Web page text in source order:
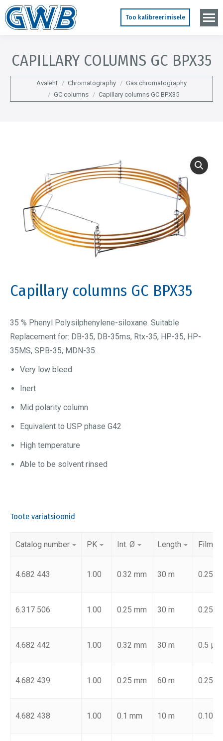
Too kalibreerimisele
CAPILLARY COLUMNS GC BPX35
You are here:
Avaleht Chromatography
Gas chromatography
GC columns
Capillary columns GC BPX35
Capillary columns GC BPX35
35 % Phenyl Polysilphenylene-siloxane. Suitable
Replacement for: DB-35, DB-35ms, Rtx-35, HP-35, HP-
35MS, SPB-35, MDN-35.
Very low bleed
Inert
Mid polarity column
Equivalent to USP phase G42
High temperature
Able to be solvent rinsed
Toote variatsioonid
Catalog number PK Int. Ø Length Film
4.682 443 1.00 0.32 mm 30 m 0.25
6.317 506 1.00 0.25 mm 30 m 0.25
4.682 442 1.00 0.32 mm 30 m 0.5 µm
4.682 439 1.00 0.25 mm 60 m 0.25
4.682 438 1.00 0.1 mm 10 m 0.10